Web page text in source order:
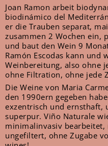
Joan Ramon arbeit
biodinámico del
er die Trauben separat,
zusammen 2 Wochen ein,
und baut den Wein 9
Ramón Escodas kann und
Weinbereitung, also ohne
ohne Filtration, ohne jede
Die Weine von Maria
den 1990ern gegeben
exzentrisch und ernsthaft,
superpur. Viño Naturale
minimalinvasiv bearbeitet,
ungefiltert, ohne Zugabe